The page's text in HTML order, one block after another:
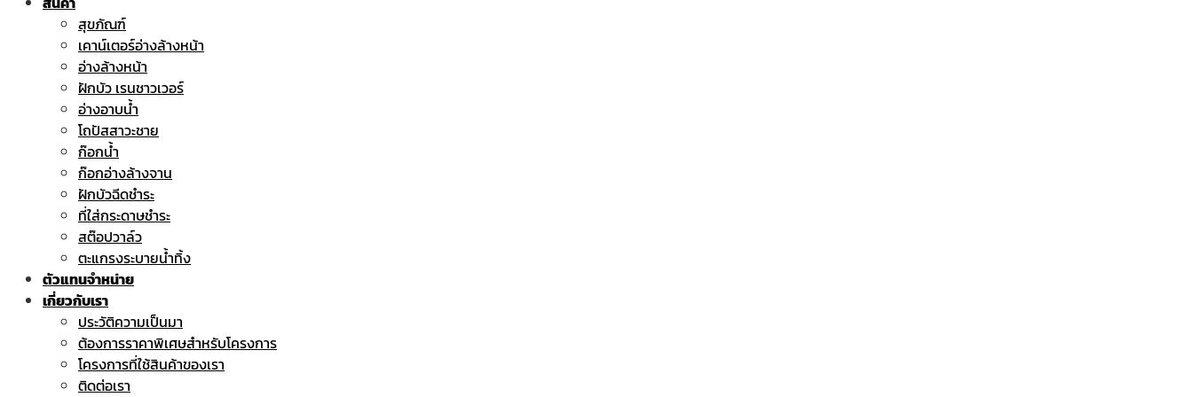
สุขภัณฑ์
เคาน์เตอร์อ่างล้างหน้า
อ่างล้างหน้า
ฝักบัว เรนชาวเวอร์
อ่างอาบน้ำ
โถปัสสาวะชาย
ก๊อกน้ำ
ก๊อกอ่างล้างจาน
ฝักบัวฉีดชำระ
ที่ใส่กระดาษชำระ
สต๊อปวาล์ว
ตะแกรงระบายน้ำทิ้ง
ตัวแทนจำหน่าย
เกี่ยวกับเรา
ประวัติความเป็นมา
ต้องการราคาพิเศษสำหรับโครงการ
โครงการที่ใช้สินค้าของเรา
ติดต่อเรา